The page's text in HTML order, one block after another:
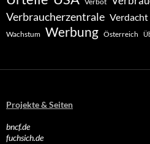
Verbraucherzentrale Verdacht
Wachstum Werbung Österreich
Projekte & Seiten
bncf.de
fuchsich.de